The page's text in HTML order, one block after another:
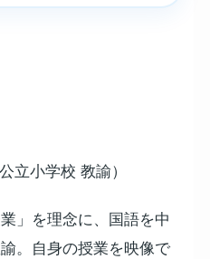
立小学校 教諭）
」を理念に、国語を中
。自身の授業を映像で